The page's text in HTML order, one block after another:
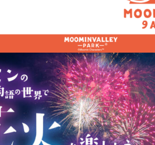
ュアから好きな